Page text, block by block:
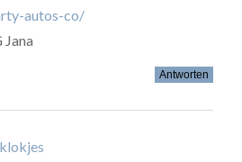
autos-co/
Jana
Antworten